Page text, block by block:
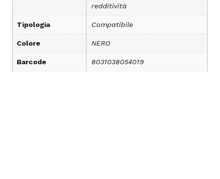
redditività
Tipologia Compatibile
Colore NERO
Barcode 8031038054019